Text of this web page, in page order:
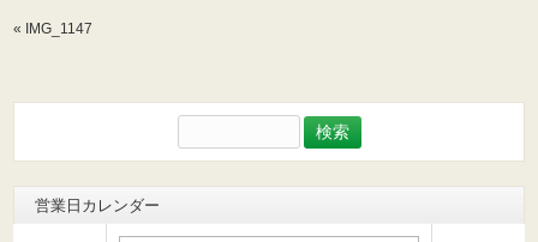
« IMG_1147
索:
営業日カレンダー